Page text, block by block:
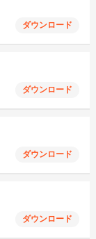
ダウンロード
ダウンロード
ダウンロード
ダウンロード